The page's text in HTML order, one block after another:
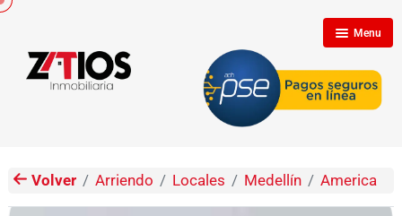
Menu
Inicio
Volver Arriendo Locales Medellín America